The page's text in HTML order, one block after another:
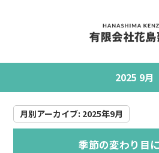
2025 9月
月別アーカイブ: 2025年9月
季節の変わり目